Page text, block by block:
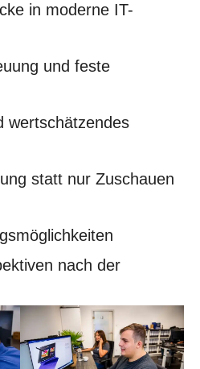
in moderne IT-
und feste
wertschätzendes
statt nur Zuschauen
nach der